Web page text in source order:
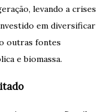
levando a crises
em diversificar
outras fontes
e biomassa.